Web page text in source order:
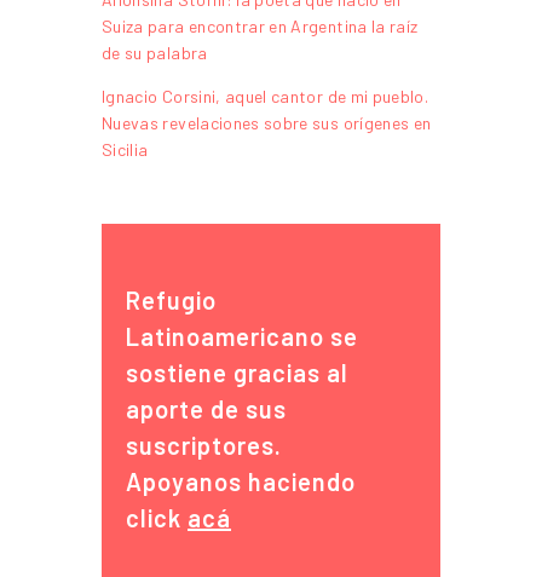
Suiza para encontrar en Argentina la raíz
de su palabra
Ignacio Corsini, aquel cantor de mi pueblo.
Nuevas revelaciones sobre sus orígenes en
Sicilia
Refugio
Latinoamericano se
sostiene gracias al
aporte de sus
suscriptores.
Apoyanos haciendo
click acá